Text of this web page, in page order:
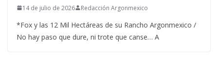
14 de julio de 2026 Redacción Argonmexico
*Fox y las 12 Mil Hectáreas de su Rancho Argonmexico /
No hay paso que dure, ni trote que canse… A